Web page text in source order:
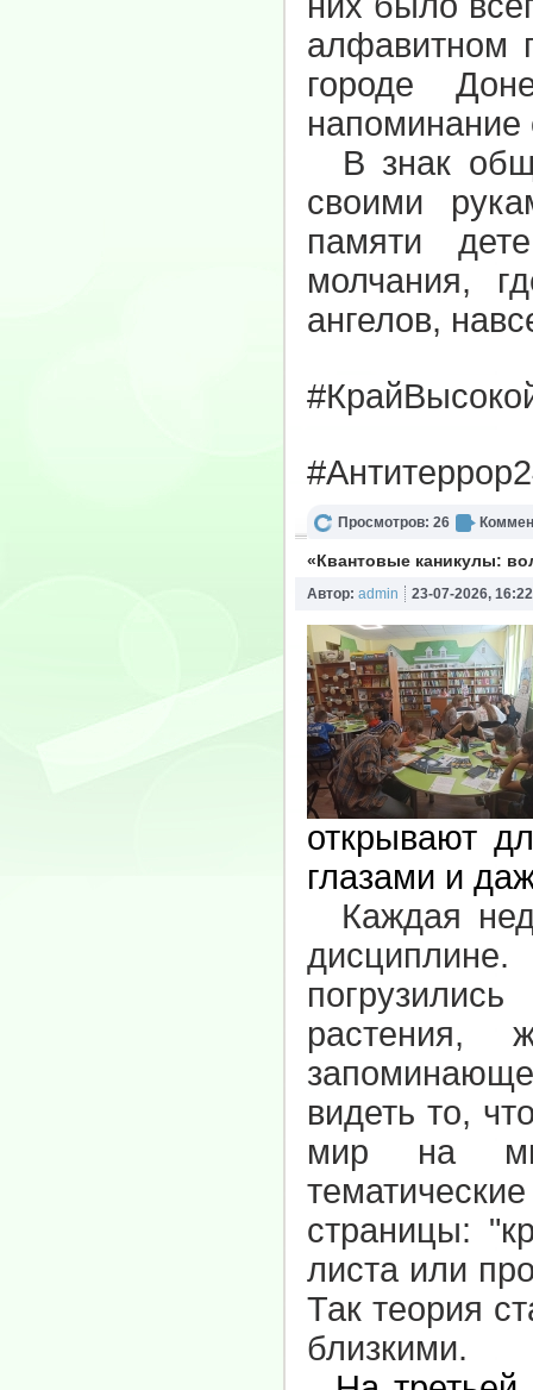
алфавитном
городе
напоминание
В знак
своими
памяти
молчания,
ангелов,
Просмотров: 26
«Квантовые каникулы:
Автор: admin 23-07-2026, 16:22
открывают
глазами и
Каждая
растения,
видеть то,
мир на
страницы:
листа или
Так теория
близкими.